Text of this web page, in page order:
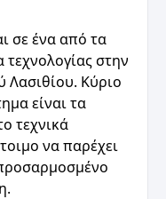
σε ένα από τα
στην
Λασιθίου. Κύριο
είναι τα
τεχνικά
να παρέχει